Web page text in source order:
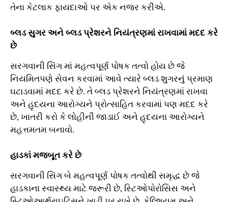
તેના કેટલાક ફાયદાઓ પર એક નજર કરીએ.
બ્લડ સુગર અને બ્લડ પ્રેશરને નિયંત્રણમાં રાખવામાં મદદ કરે
છે
સરગવાની સિંગ માં મહત્વપૂર્ણ પોષક તત્વો હોય છે જે
નિયમિતપણે સેવન કરવામાં આવે ત્યારે બ્લડ શુગરનું પ્રમાણ
ઘટાડવામાં મદદ કરે છે. તે બ્લડ પ્રેશરને નિયંત્રણમાં રાખવા
અને હૃદયના આરોગ્યને પ્રોત્સાહિત કરવામાં પણ મદદ કરે
છે, ખાતરી કરો કે લોહીની જાડાઈ અને હૃદયના આરોગ્યને
મહત્તમતમ બનાવો.
હાડકાં મજબૂત કરે છે
સરગવાની સિંગ બે મહત્વપૂર્ણ પોષક તત્વોથી સમૃદ્ધ છે જે
હાડકાના સ્વાસ્થ્ય માટે જરૂરી છે, સ્ટિઓપોરોસિસ અને